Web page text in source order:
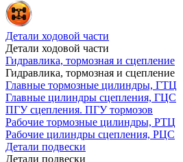
Детали ходовой части
Детали ходовой части
Гидравлика, тормозная и сцепление
Гидравлика, тормозная и сцепление
Главные тормозные цилиндры, ГТЦ
Главные цилиндры сцепления, ГЦС
ПГУ сцепления. ПГУ тормозов
Рабочие тормозные цилиндры, РТЦ
Рабочие цилиндры сцепления, РЦС
Детали подвески
Детали подвески